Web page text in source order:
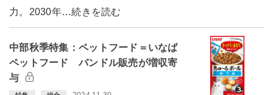
力。2030年…続きを読む
中部秋季特集：ペットフード＝いなば
ペットフード バンドル販売が増収寄
与